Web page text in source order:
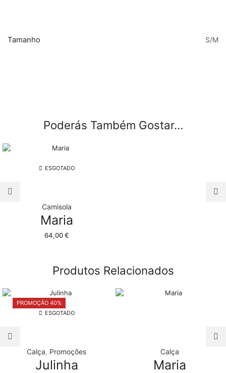
Tamanho S/M
Poderás Também Gostar…
ESGOTADO
Camisola
Maria
64,00€
Produtos Relacionados
PROMOÇÃO 40%
ESGOTADO
Calça, Promoções
Julinha
Calça
Maria